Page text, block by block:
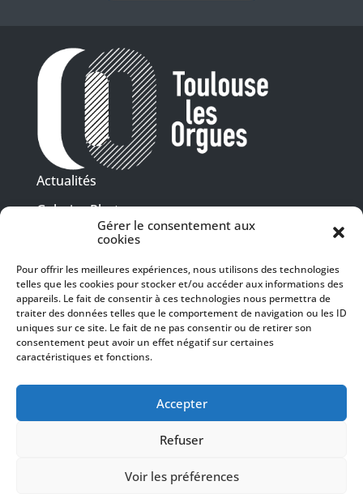
Gérer le consentement aux
cookies
Pour offrir les meilleures expériences, nous utilisons des technologies
telles que les cookies pour stocker et/ou accéder aux informations des
appareils. Le fait de consentir à ces technologies nous permettra de
traiter des données telles que le comportement de navigation ou les ID
uniques sur ce site. Le fait de ne pas consentir ou de retirer son
consentement peut avoir un effet négatif sur certaines
caractéristiques et fonctions.
Accepter
Refuser
Voir les préférences
Actualités
Galeries Photos
Vidéothèque
Presse
Programme PDF
Billetterie
Recrutement
Mentions légales
SUIVEZ-NOUS